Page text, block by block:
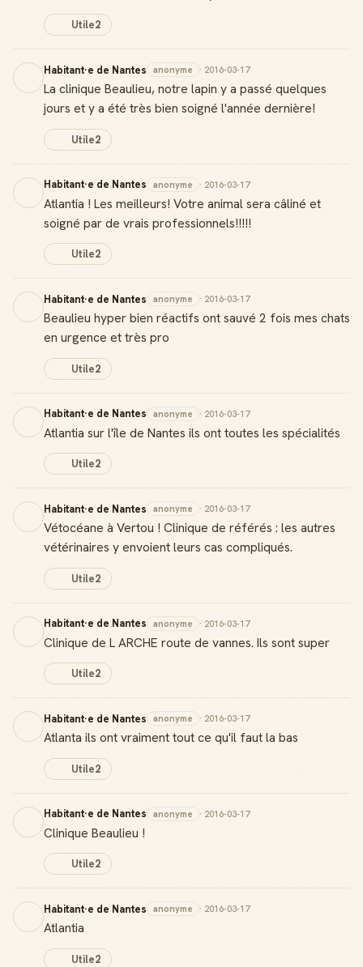
Utile2
Habitant·e de Nantes anonyme · 2016-03-17
La clinique Beaulieu, notre lapin y a passé quelques
jours et y a été très bien soigné l'année dernière!
Utile2
Habitant·e de Nantes anonyme · 2016-03-17
Atlantia ! Les meilleurs! Votre animal sera câliné et
soigné par de vrais professionnels!!!!!
Utile2
Habitant·e de Nantes anonyme · 2016-03-17
Beaulieu hyper bien réactifs ont sauvé 2 fois mes chats
en urgence et très pro
Utile2
Habitant·e de Nantes anonyme · 2016-03-17
Atlantia sur l'île de Nantes ils ont toutes les spécialités
Utile2
Habitant·e de Nantes anonyme · 2016-03-17
Vétocéane à Vertou ! Clinique de référés : les autres
vétérinaires y envoient leurs cas compliqués.
Utile2
Habitant·e de Nantes anonyme · 2016-03-17
Clinique de L ARCHE route de vannes. Ils sont super
Utile2
Habitant·e de Nantes anonyme · 2016-03-17
Atlanta ils ont vraiment tout ce qu'il faut la bas
Utile2
Habitant·e de Nantes anonyme · 2016-03-17
Clinique Beaulieu !
Utile2
Habitant·e de Nantes anonyme · 2016-03-17
Atlantia
Utile2